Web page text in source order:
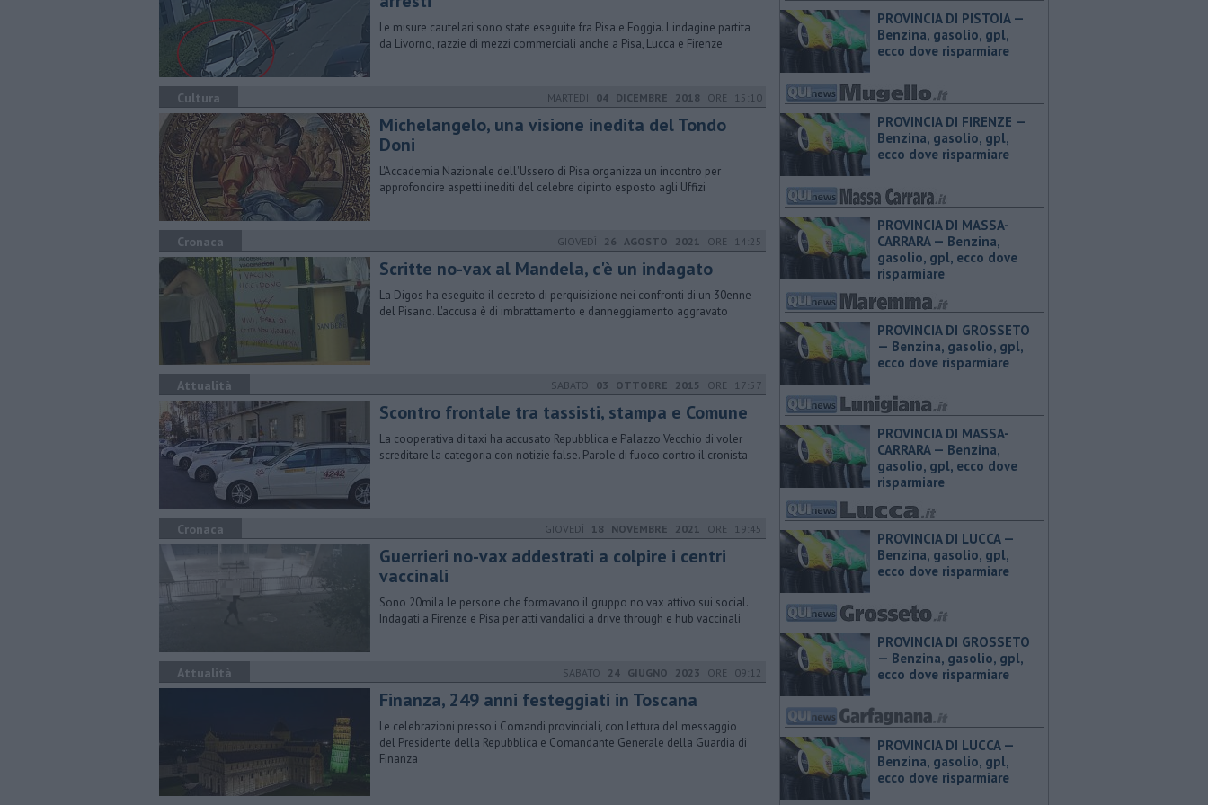
Le misure cautelari sono state eseguite fra Pisa e Foggia. L'indagine partita
da Livorno, razzie di mezzi commerciali anche a Pisa, Lucca e Firenze
Cultura MARTEDÌ 04 DICEMBRE 2018 ORE 15:10
​Michelangelo, una visione inedita del Tondo
Doni
L'Accademia Nazionale dell'Ussero di Pisa organizza un incontro per
approfondire aspetti inediti del celebre dipinto esposto agli Uffizi
Cronaca GIOVEDÌ 26 AGOSTO 2021 ORE 14:25
Scritte no-vax al Mandela, c'è un indagato
La Digos ha eseguito il decreto di perquisizione nei confronti di un 30enne
del Pisano. L'accusa è di imbrattamento e danneggiamento aggravato
Attualità SABATO 03 OTTOBRE 2015 ORE 17:57
Scontro frontale tra tassisti, stampa e Comune
La cooperativa di taxi ha accusato Repubblica e Palazzo Vecchio di voler
screditare la categoria con notizie false. Parole di fuoco contro il cronista
Cronaca GIOVEDÌ 18 NOVEMBRE 2021 ORE 19:45
Guerrieri no-vax addestrati a colpire i centri
vaccinali
Sono 20mila le persone che formavano il gruppo no vax attivo sui social.
Indagati a Firenze e Pisa per atti vandalici a drive through e hub vaccinali
Attualità SABATO 24 GIUGNO 2023 ORE 09:12
Finanza, 249 anni festeggiati in Toscana
Le celebrazioni presso i Comandi provinciali, con lettura del messaggio
del Presidente della Repubblica e Comandante Generale della Guardia di
Finanza
PROVINCIA DI PISTOIA — ​
Benzina, gasolio, gpl,
ecco dove risparmiare
PROVINCIA DI FIRENZE — ​
Benzina, gasolio, gpl,
ecco dove risparmiare
PROVINCIA DI MASSA-
CARRARA — ​Benzina,
gasolio, gpl, ecco dove
risparmiare
PROVINCIA DI GROSSETO
— ​Benzina, gasolio, gpl,
ecco dove risparmiare
PROVINCIA DI MASSA-
CARRARA — ​Benzina,
gasolio, gpl, ecco dove
risparmiare
PROVINCIA DI LUCCA — ​
Benzina, gasolio, gpl,
ecco dove risparmiare
PROVINCIA DI GROSSETO
— ​Benzina, gasolio, gpl,
ecco dove risparmiare
PROVINCIA DI LUCCA — ​
Benzina, gasolio, gpl,
ecco dove risparmiare